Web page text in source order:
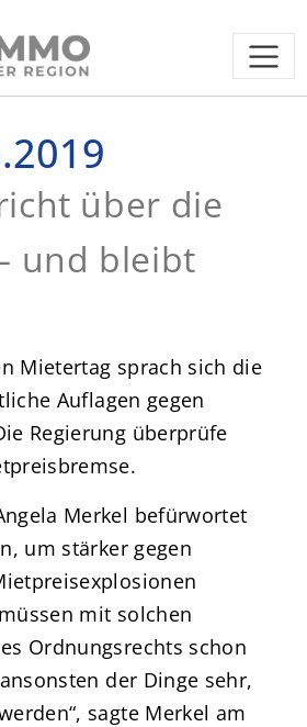
über die
und bleibt
Mietertag sprach sich die
Auflagen gegen
Regierung überprüfe
Merkel befürwortet
um stärker gegen
mit solchen
Ordnungsrechts schon
der Dinge sehr,
sagte Merkel am